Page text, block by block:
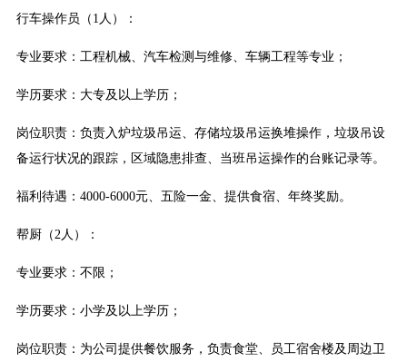
行车操作员（1人）：
专业要求：工程机械、汽车检测与维修、车辆工程等专业；
学历要求：大专及以上学历；
岗位职责：负责入炉垃圾吊运、存储垃圾吊运换堆操作，垃圾吊设
备运行状况的跟踪，区域隐患排查、当班吊运操作的台账记录等。
福利待遇：4000-6000元、五险一金、提供食宿、年终奖励。
帮厨（2人）：
专业要求：不限；
学历要求：小学及以上学历；
岗位职责：为公司提供餐饮服务，负责食堂、员工宿舍楼及周边卫